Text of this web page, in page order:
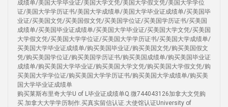
成绩单/美国大学毕业证/美国大学文凭/美国大学假文凭/美国大学学位
证/美国大学学历证书/美国大学成绩单/美国大学毕业证成绩单/买美国毕
业证/买美国文凭/买美国假文凭/买美国学位证/买美国学历证书/买美国
成绩单/买美国毕业证成绩单/买美国大学毕业证/买美国大学文凭/买美国
大学假文凭/买美国大学学位证/买美国大学学历证书/买美国大学成绩单/
买美国大学毕业证成绩单/购买美国毕业证/购买美国文凭/购买美国假文
凭/购买美国学位证/购买美国学历证书/购买美国成绩单/购买美国毕业证
成绩单/购买美国大学毕业证/购买美国大学文凭/购买美国大学假文凭/购
买美国大学学位证/购买美国大学学历证书/购买美国大学成绩单/购买美
国大学毕业证成绩单
购买莱斯布里奇大学U of L毕业证成绩单Q.微744043126加拿大文凭购
买.加拿大大学学历制作.买真实留信认证.大使馆认证University of